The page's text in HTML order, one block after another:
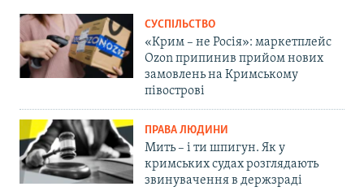
СУСПІЛЬСТВО
«Крим – не Росія»: маркетплейс
Ozon припинив прийом нових
замовлень на Кримському
півострові
ПРАВА ЛЮДИНИ
Мить – і ти шпигун. Як у
кримських судах розглядають
звинувачення в держзраді